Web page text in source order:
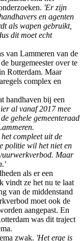
'Er zijn
en agenten
als wapen gebruikt,
dit moet echt
van Lammeren van de
burgemeester over te
Rotterdam. Maar
complex en
handhaven bij een
al vanaf 2017 mee
gehele gemeenteraad
compleet uit de
politie wil het niet en
Maar
als er een
vindt ze het nu te laat
van de middenstand
moet ook de
aangepast. En
was dit traject
zwak. 'Het erge is